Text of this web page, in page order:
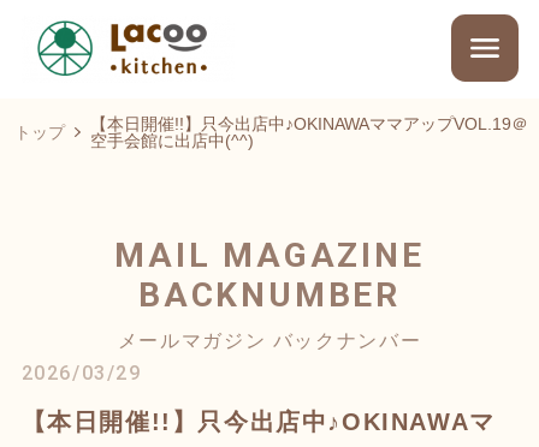
トップ
【本日開催!!】只今出店中♪OKINAWAママアップVOL.19＠
空手会館に出店中(^^)
MAIL MAGAZINE
BACKNUMBER
メールマガジン バックナンバー
2026/03/29
【本日開催!!】只今出店中♪OKINAWAマ